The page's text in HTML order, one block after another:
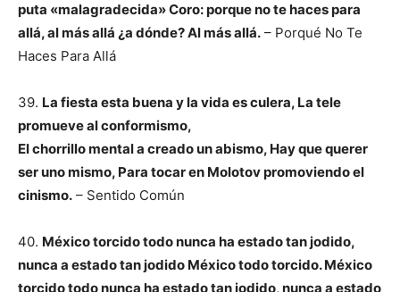
puta «malagradecida» Coro: porque no te haces para
allá, al más allá ¿a dónde? Al más allá. – Porqué No Te
Haces Para Allá
39. La fiesta esta buena y la vida es culera, La tele
promueve al conformismo,
El chorrillo mental a creado un abismo, Hay que querer
ser uno mismo, Para tocar en Molotov promoviendo el
cinismo. – Sentido Común
40. México torcido todo nunca ha estado tan jodido,
nunca a estado tan jodido México todo torcido. México
torcido todo nunca ha estado tan jodido, nunca a estado